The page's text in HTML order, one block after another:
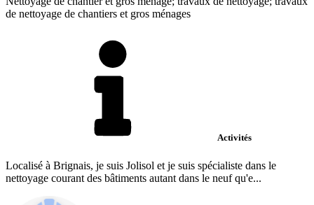
de nettoyage de chantiers et gros ménages
Activités
Localisé à Brignais, je suis Jolisol et je suis spécialiste dans le
nettoyage courant des bâtiments autant dans le neuf qu'e...